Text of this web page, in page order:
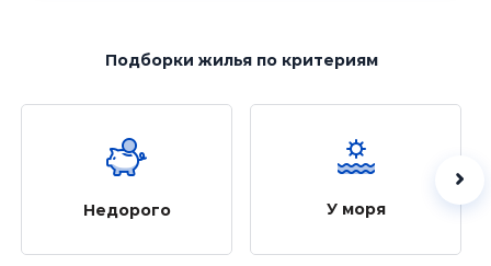
Подборки жильяпо критериям
Недорого У моря